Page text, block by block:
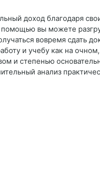
доход благодаря
вы можете
вовремя сдать
и учебу как на
и степенью
анализ